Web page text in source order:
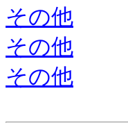
その他
その他
その他